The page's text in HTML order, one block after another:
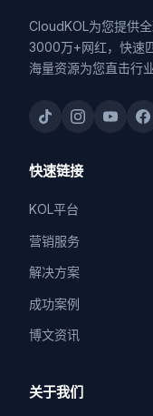
CloudKOL为您提供
3000万+网红，快速
海量资源为您直击行
快速链接
KOL平台
营销服务
解决方案
成功案例
博文资讯
关于我们